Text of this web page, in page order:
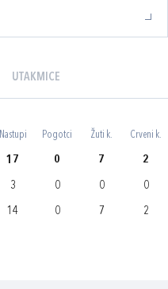
UTAKMICE
Nastupi Pogotci Žuti k. Crveni k.
17 0 7 2
3 0 0 0
14 0 7 2